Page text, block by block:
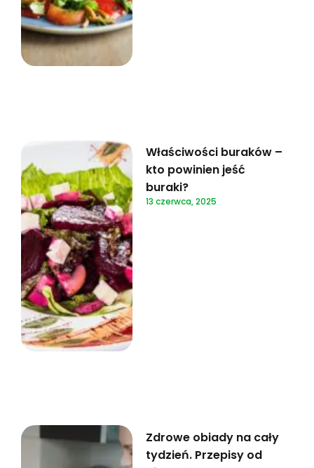
Właściwości buraków –
kto powinien jeść
buraki?
13 czerwca, 2025
Zdrowe obiady na cały
tydzień. Przepisy od